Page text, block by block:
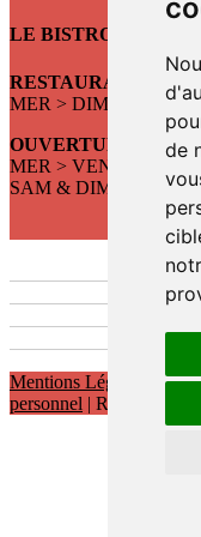
de
LE BISTROT DE ST
RESTAURANT,
MER > DIM : DÈS 12h
OUVERTURE DU
MER > VEN : 12h > 14h
SAM & DIM : 12h >
Mentions Légales
personnel | Réalisations :